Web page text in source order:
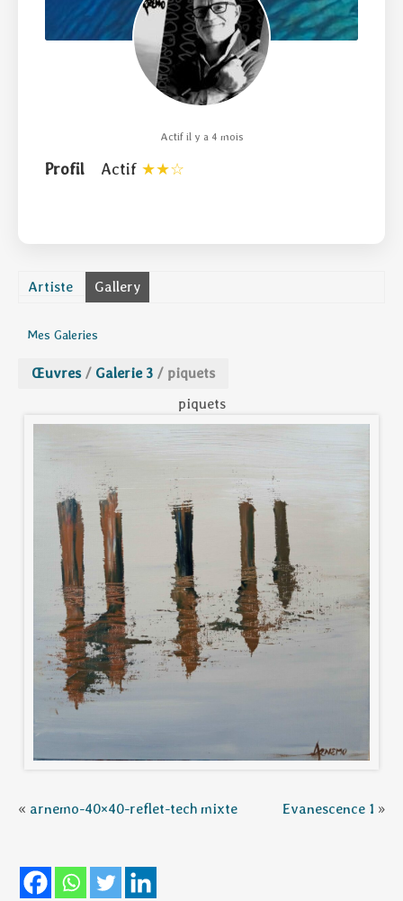
Actif il y a 4 mois
Profil Actif
Artiste Gallery
Mes Galeries
Œuvres / Galerie 3 / piquets
piquets
« arnemo-40×40-reflet-tech mixte Evanescence 1 »